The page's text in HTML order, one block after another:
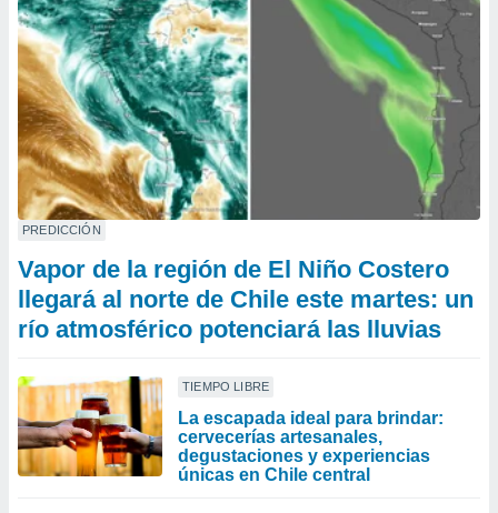
PREDICCIÓN
Vapor de la región de El Niño Costero
llegará al norte de Chile este martes: un
río atmosférico potenciará las lluvias
TIEMPO LIBRE
La escapada ideal para brindar:
cervecerías artesanales,
degustaciones y experiencias
únicas en Chile central